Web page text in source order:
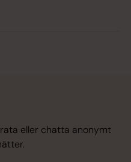
eller chatta anonymt